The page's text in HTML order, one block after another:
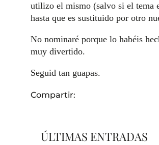
utilizo el mismo (salvo si el tema
hasta que es sustituido por otro
No nominaré porque lo habéis
muy divertido.
Seguid tan guapas.
Compartir:
ÚLTIMAS ENTRADAS